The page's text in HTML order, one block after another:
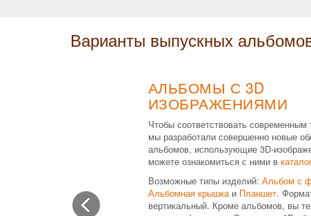
Варианты выпускных
АЛЬБОМЫ С 3D
ИЗОБРАЖЕНИЯМИ
Чтобы соответствовать современным
мы разработали совершенно новые
альбомов, использующие 3D-
можете ознакомиться с ними в
Возможные типы изделий: Альбом с
Альбомная крышкаи Планшет.
вертикальный. Кроме альбомов, вы